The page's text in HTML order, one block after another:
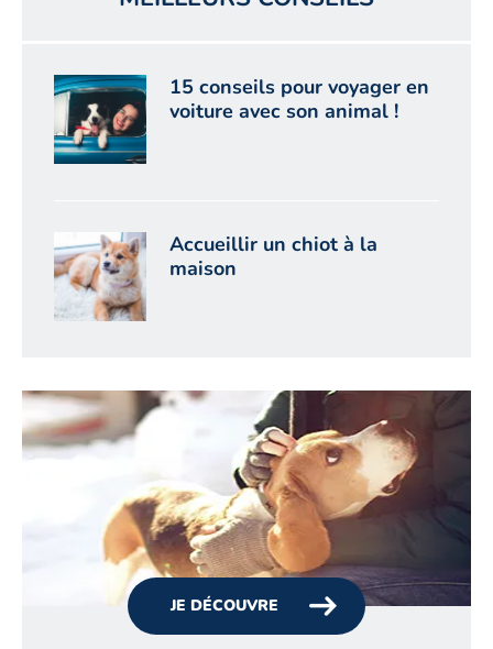
15 conseils pour voyager en
voiture avec son animal !
Accueillir un chiot à la
maison
JE DÉCOUVRE